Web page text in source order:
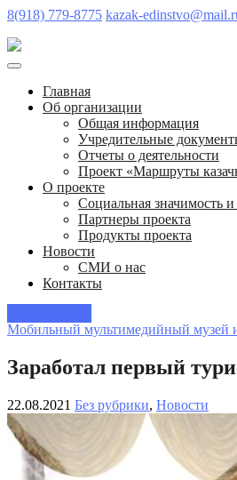
8(918) 779-8775 kazak-
Главная
Об организации
Общая информация
Учредительные
Отчеты о деятельности
Проект «Маршруты
О проекте
Социальная значимость и
Партнеры проекта
Продукты проекта
Новости
СМИ о нас
Контакты
Мобильный мультимедийный музей
Заработал первый
22.08.2021 Без рубрики, Новости